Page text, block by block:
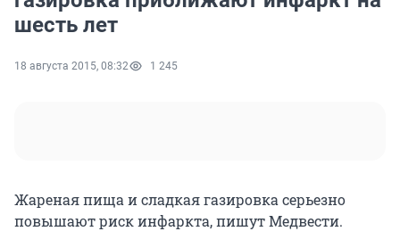
шесть лет
18 августа 2015, 08:32 1 245
Жареная пища и сладкая газировка серьезно
повышают риск инфаркта, пишут Медвести.